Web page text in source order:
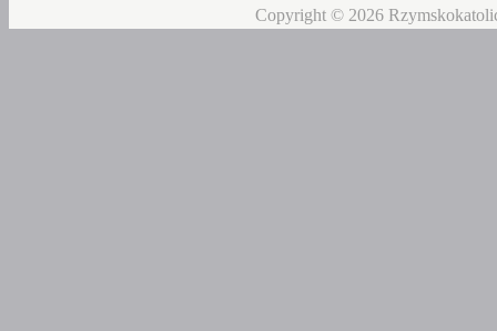
Copyright © 2026